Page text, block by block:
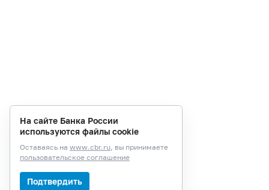
На сайте Банка России
используются файлы cookie
Оставаясь на www.cbr.ru, вы принимаете
пользовательское соглашение
Подтвердить